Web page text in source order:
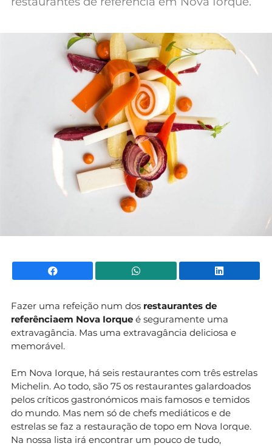
Facebook WhatsApp
Fazer uma refeição num dos restaurantes de
referênciaem Nova Iorque é seguramente uma
extravagância. Mas uma extravagância deliciosa e
memorável.
Em Nova Iorque, há seis restaurantes com três estrelas
Michelin. Ao todo, são 75 os restaurantes galardoados
pelos críticos gastronómicos mais famosos e temidos
do mundo. Mas nem só de chefs mediáticos e de
estrelas se faz a restauração de topo em Nova Iorque.
Na nossa lista irá encontrar um pouco de tudo,